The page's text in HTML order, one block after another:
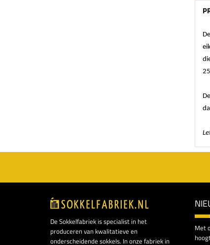
De Sokkelfabriek is specialist in het
produceren van kwalitatieve en
onderscheidende sokkels. In onze fabriek in
Met